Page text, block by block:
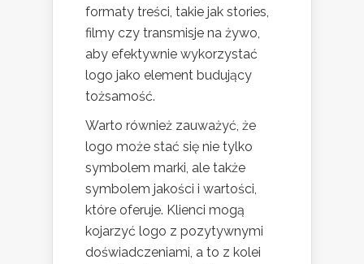
formaty treści, takie jak stories,
filmy czy transmisje na żywo,
aby efektywnie wykorzystać
logo jako element budujący
tożsamość.
Warto również zauważyć, że
logo może stać się nie tylko
symbolem marki, ale także
symbolem jakości i wartości,
które oferuje. Klienci mogą
kojarzyć logo z pozytywnymi
doświadczeniami, a to z kolei